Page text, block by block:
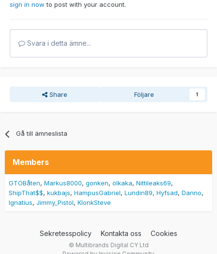
sign in now to post with your account.
Svara i detta ämne...
Share Följare 1
Gå till ämneslista
Members
GTOBåten Markus8000 gonken ölkaka Nittileaks69
ShipThat$$ kukbajs HampusGabriel Lundin89 Hyfsad Danno
Ignatius Jimmy_Pistol KlonkSteve
Sekretesspolicy Kontakta oss Cookies
© Multibrands Digital CY Ltd